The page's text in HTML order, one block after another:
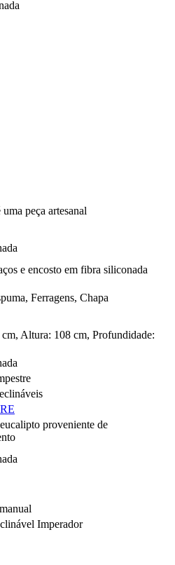
peça artesanal
e encosto em fibra siliconada
Ferragens, Chapa
Altura: 108 cm, Profundidade:
proveniente de
Imperador